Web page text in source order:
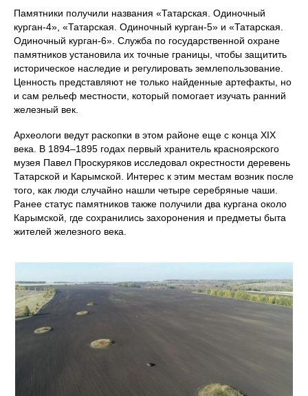
Памятники получили названия «Татарская. Одиночный
курган-4», «Татарская. Одиночный курган-5» и «Татарская.
Одиночный курган-6». Служба по государственной охране
памятников установила их точные границы, чтобы защитить
историческое наследие и регулировать землепользование.
Ценность представляют не только найденные артефакты, но
и сам рельеф местности, который помогает изучать ранний
железный век.
Археологи ведут раскопки в этом районе еще с конца XIX
века. В 1894–1895 годах первый хранитель красноярского
музея Павел Проскуряков исследовал окрестности деревень
Татарской и Карымской. Интерес к этим местам возник после
того, как люди случайно нашли четыре серебряные чаши.
Ранее статус памятников также получили два кургана около
Карымской, где сохранились захоронения и предметы быта
жителей железного века.